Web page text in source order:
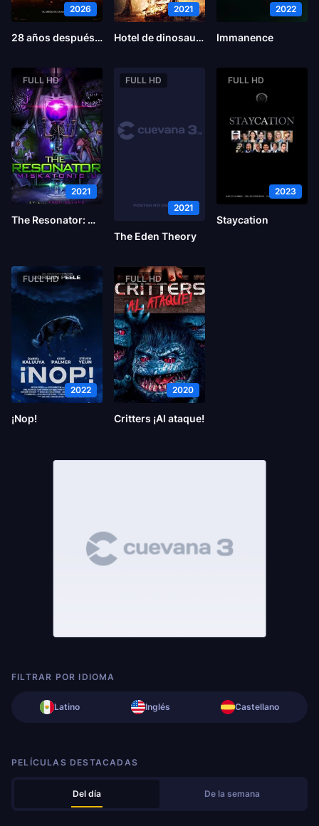
2026
28 años después: El templo de los huesos
2021
Hotel de dinosaurios
2022
Immanence
FULL HD
2021
The Resonator: Miskatonic U
FULL HD
2021
The Eden Theory
FULL HD
2023
Staycation
FULL HD
2022
¡Nop!
FULL HD
2020
Critters ¡Al ataque!
FILTRAR POR IDIOMA
Latino Inglés Castellano
PELÍCULAS DESTACADAS
Del día De la semana